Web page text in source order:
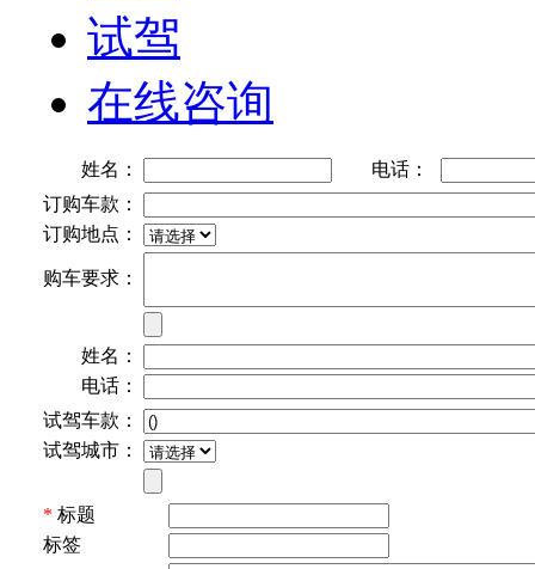
试驾
在线咨询
姓名：
电话：
订购车款：
订购地点：
购车要求：
姓名：
电话：
试驾车款：
试驾城市：
* 标题
标签